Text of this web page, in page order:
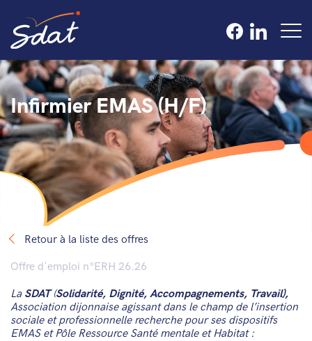
Infirmier EMAS (H/F)
Retour à la liste des offres
Offre d'emploi n°ERH 26.26
La SDAT(Solidarité, Dignité, Accompagnements, Travail),
Association dijonnaise agissant dans le champ de l’insertion
sociale et professionnelle recherche pour ses dispositifs
EMAS et Pôle Ressource Santé mentale et Habitat :